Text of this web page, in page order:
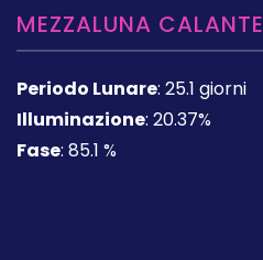
MEZZALUNA CALANTE
Periodo Lunare: 25.1 giorni
Illuminazione: 20.37%
Fase: 85.1 %